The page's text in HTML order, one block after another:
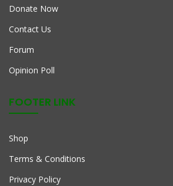
Donate Now
Contact Us
Forum
Opinion Poll
FOOTER LINK
Shop
Terms & Conditions
Privacy Policy